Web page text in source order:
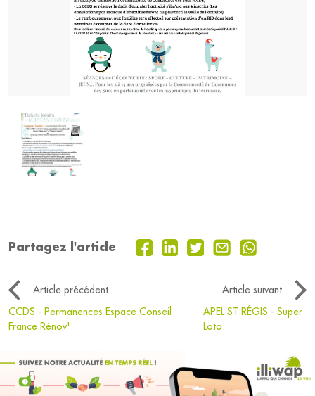
Partagez l'article
Article précédent
Article suivant
CCDS - Permanences Espace Conseil
France Rénov'
APEL ST RÉGIS - Super
Loto